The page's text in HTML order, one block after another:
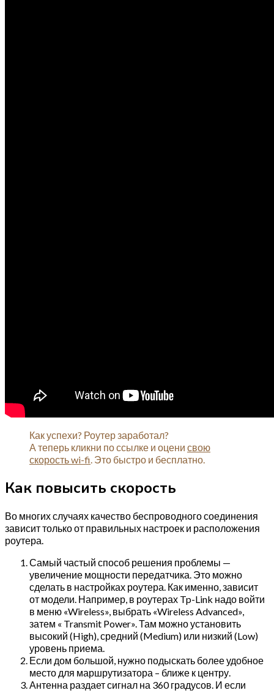
Как успехи? Роутер заработал?
А теперь кликни по ссылке и оцени свою
скорость wi-fi. Это быстро и бесплатно.
Как повысить скорость
Во многих случаях качество беспроводного соединения
зависит только от правильных настроек и расположения
роутера.
Самый частый способ решения проблемы —
увеличение мощности передатчика. Это можно
сделать в настройках роутера. Как именно, зависит
от модели. Например, в роутерах Tp-Link надо войти
в меню «Wireless», выбрать «Wireless Advanced»,
затем « Transmit Power». Там можно установить
высокий (High), средний (Medium) или низкий (Low)
уровень приема.
Если дом большой, нужно подыскать более удобное
место для маршрутизатора – ближе к центру.
Антенна раздает сигнал на 360 градусов. И если